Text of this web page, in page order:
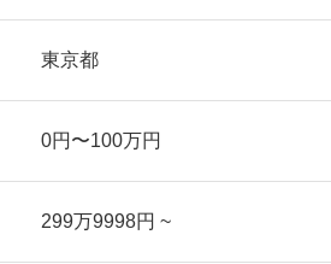
東京都
0円〜100万円
299万9998円 ~